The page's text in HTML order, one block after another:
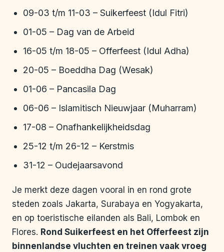
09-03 t/m 11-03 – Suikerfeest (Idul Fitri)
01-05 – Dag van de Arbeid
16-05 t/m 18-05 – Offerfeest (Idul Adha)
20-05 – Boeddha Dag (Wesak)
01-06 – Pancasila Dag
06-06 – Islamitisch Nieuwjaar (Muharram)
17-08 – Onafhankelijkheidsdag
25-12 t/m 26-12 – Kerstmis
31-12 – Oudejaarsavond
Je merkt deze dagen vooral in en rond grote
steden zoals Jakarta, Surabaya en Yogyakarta,
en op toeristische eilanden als Bali, Lombok en
Flores. Rond Suikerfeest en het Offerfeest zijn
binnenlandse vluchten en treinen vaak vroeg